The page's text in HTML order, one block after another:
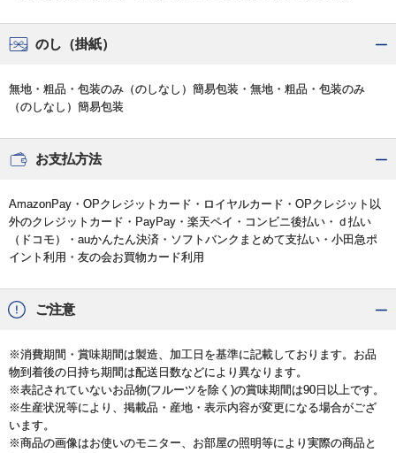
のし（掛紙）
無地・粗品・包装のみ（のしなし）簡易包装・無地・粗品・包装のみ
（のしなし）簡易包装
お支払方法
AmazonPay・OPクレジットカード・ロイヤルカード・OPクレジット以
外のクレジットカード・PayPay・楽天ペイ・コンビニ後払い・ｄ払い
（ドコモ）・auかんたん決済・ソフトバンクまとめて支払い・小田急ポ
イント利用・友の会お買物カード利用
ご注意
※消費期間・賞味期間は製造、加工日を基準に記載しております。お品
物到着後の日持ち期間は配送日数などにより異なります。
※表記されていないお品物(フルーツを除く)の賞味期間は90日以上です。
※生産状況等により、掲載品・産地・表示内容が変更になる場合がござ
います。
※商品の画像はお使いのモニター、お部屋の照明等により実際の商品と